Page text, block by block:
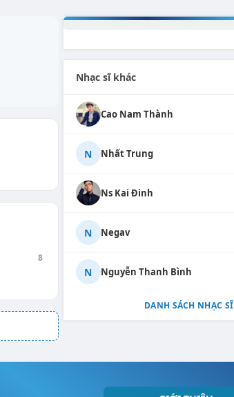
8
Nhạc sĩ khác
Cao Nam Thành
N Nhất Trung
Ns Kai Đinh
N Negav
N Nguyễn Thanh Bình
DANH SÁCH NHẠC SĨ